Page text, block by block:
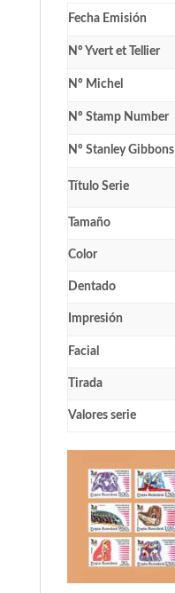
Fecha Emisión
Nº Yvert et Tellier
Nº Michel
Nº Stamp Number
Nº Stanley Gibbons
Título Serie
Tamaño
Color
Dentado
Impresión
Facial
Tirada
Valores serie